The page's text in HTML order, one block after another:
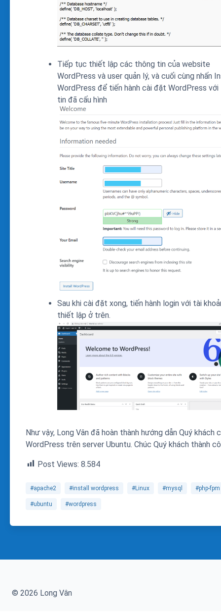
Tiếp tục thiết lập các thông tin của website
WordPress và user quản lý, và cuối cùng nhấn
WordPress để tiến hành cài đặt WordPress với
tin đã cấu hình
Sau khi cài đặt xong, tiến hành login với tài
thiết lập ở trên.
Như vậy, Long Vân đã hoàn thành hướng dẫn Quý khách
WordPress trên server Ubuntu. Chúc Quý khách thành
Post Views: 8.584
#apache2 #install wordpress #Linux #mysql #php-fpm
#ubuntu #wordpress
© 2026 Long Vân